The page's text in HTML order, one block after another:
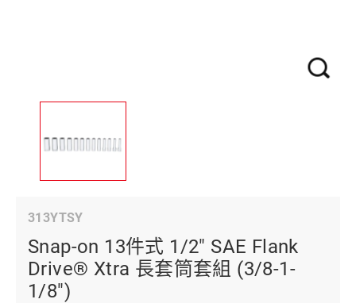
313YTSY
Snap-on 13件式 1/2" SAE Flank
Drive® Xtra 長套筒套組 (3/8-1-
1/8")